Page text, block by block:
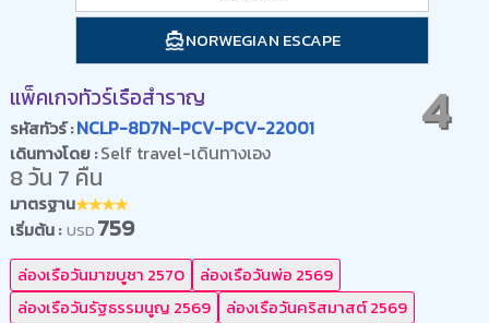
NORWEGIAN ESCAPE
แพ็คเกจทัวร์เรือสำราญ
รหัสทัวร์ :NCLP-8D7N-PCV-PCV-22001 4
เดินทางโดย :Self travel-เดินทางเอง
8 วัน 7 คืน
มาตรฐาน
เริ่มต้น : USD 759
ล่องเรือวันมาฆบูชา 2570
ล่องเรือวันพ่อ 2569
ล่องเรือวันรัฐธรรมนูญ 2569
ล่องเรือวันคริสมาสต์ 2569